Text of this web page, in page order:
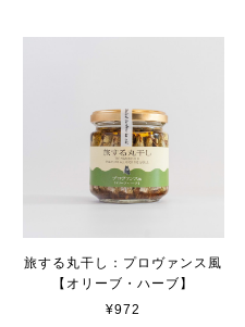
旅する丸干し：プロヴァンス風
【オリーブ・ハーブ】
¥972